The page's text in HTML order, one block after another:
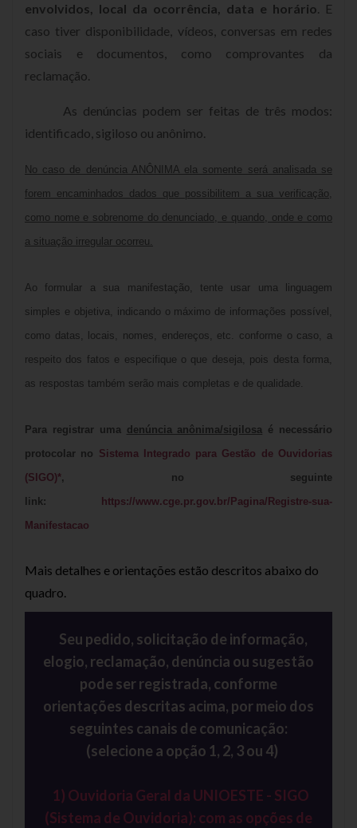
envolvidos, local da ocorrência, data e horário. E
caso tiver disponibilidade, vídeos, conversas em redes
sociais e documentos, como comprovantes da
reclamação.
As denúncias podem ser feitas de três modos:
identificado, sigiloso ou anônimo.
No caso de denúncia ANÔNIMA ela somente será analisada se
forem encaminhados dados que possibilitem a sua verificação,
como nome e sobrenome do denunciado, e quando, onde e como
a situação irregular ocorreu.
Ao formular a sua manifestação, tente usar uma linguagem
simples e objetiva, indicando o máximo de informações possível,
como datas, locais, nomes, endereços, etc. conforme o caso, a
respeito dos fatos e especifique o que deseja, pois desta forma,
as respostas também serão mais completas e de qualidade.
Para registrar uma denúncia anônima/sigilosa é necessário
protocolar no Sistema Integrado para Gestão de Ouvidorias
(SIGO)*, no seguinte
link:
https://www.cge.pr.gov.br/Pagina/Registre-sua-
Manifestacao
Mais detalhes e orientações estão descritos abaixo do
quadro.
Seu pedido, solicitação de informação,
elogio, reclamação, denúncia ou sugestão
pode ser registrada, conforme
orientações descritas acima, por meio dos
seguintes canais de comunicação:
(selecione a opção 1, 2, 3 ou 4)
1) Ouvidoria Geral da UNIOESTE - SIGO
(Sistema de Ouvidoria): com as opções de